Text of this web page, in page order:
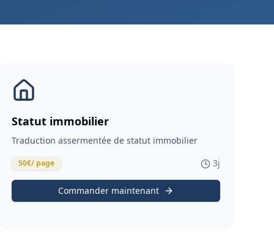
Statut immobilier
Traduction assermentée de statut immobilier
50€/ page 3j
Commander maintenant